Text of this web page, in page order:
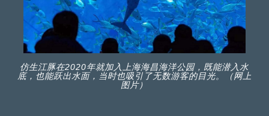
仿生江豚在2020年就加入上海海昌海洋公园，既能潜入水
底，也能跃出水面，当时也吸引了无数游客的目光。（网上
图片）